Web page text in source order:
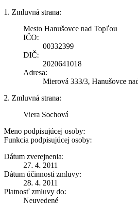
1. Zmluvná strana:
Mesto Hanušovce nad Topľou
IČO:
00332399
DIČ:
2020641018
Adresa:
Mierová 333/3, Hanušovce
2. Zmluvná strana:
Viera Sochová
Meno podpisujúcej osoby:
Funkcia podpisujúcej osoby:
Dátum zverejnenia:
27. 4. 2011
Dátum účinnosti zmluvy:
28. 4. 2011
Platnosť zmluvy do:
Neuvedené